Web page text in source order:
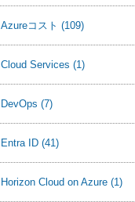
Azureコスト (109)
Cloud Services (1)
DevOps (7)
Entra ID (41)
Horizon Cloud on Azure (1)